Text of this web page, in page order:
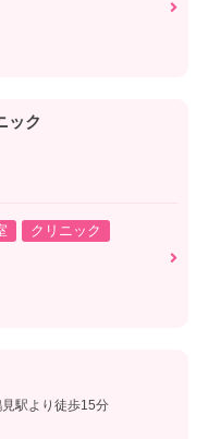
ック
クリニック
駅より徒歩15分